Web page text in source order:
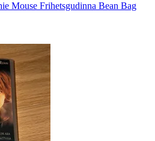
Mouse Frihetsgudinna Bean Bag